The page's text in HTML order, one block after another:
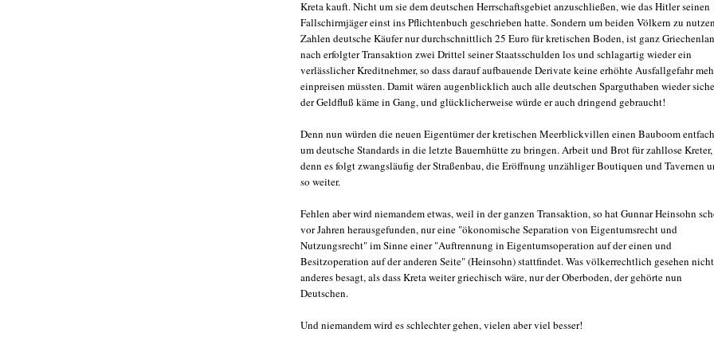
Kreta kauft. Nicht um sie dem deutschen Herrschaftsgebiet anzuschließen, wie das Hitler seinen
Fallschirmjäger einst ins Pflichtenbuch geschrieben hatte. Sondern um beiden Völkern zu
Zahlen deutsche Käufer nur durchschnittlich 25 Euro für kretischen Boden, ist ganz
nach erfolgter Transaktion zwei Drittel seiner Staatsschulden los und schlagartig wieder ein
verlässlicher Kreditnehmer, so dass darauf aufbauende Derivate keine erhöhte Ausfallgefahr
einpreisen müssten. Damit wären augenblicklich auch alle deutschen Sparguthaben wieder
der Geldfluß käme in Gang, und glücklicherweise würde er auch dringend gebraucht!
Denn nun würden die neuen Eigentümer der kretischen Meerblickvillen einen Bauboom
um deutsche Standards in die letzte Bauernhütte zu bringen. Arbeit und Brot für zahllose Kreter,
denn es folgt zwangsläufig der Straßenbau, die Eröffnung unzähliger Boutiquen und Tavernen
so weiter.
Fehlen aber wird niemandem etwas, weil in der ganzen Transaktion, so hat Gunnar Heinsohn
vor Jahren herausgefunden, nur eine "ökonomische Separation von Eigentumsrecht und
Nutzungsrecht" im Sinne einer "Auftrennung in Eigentumsoperation auf der einen und
Besitzoperation auf der anderen Seite" (Heinsohn) stattfindet. Was völkerrechtlich gesehen
anderes besagt, als dass Kreta weiter griechisch wäre, nur der Oberboden, der gehörte nun
Deutschen.
Und niemandem wird es schlechter gehen, vielen aber viel besser!